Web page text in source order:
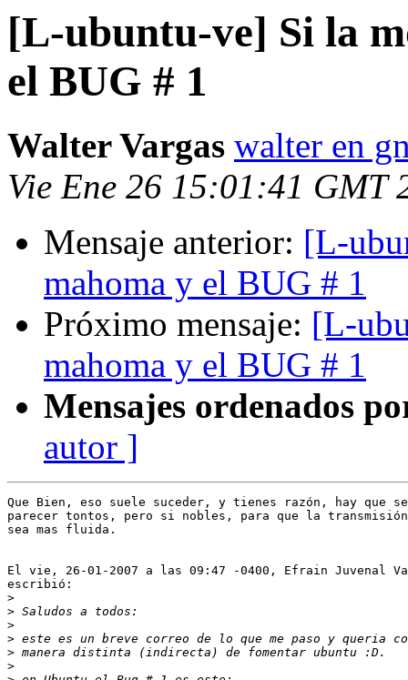
[L-ubuntu-ve] Si la
el BUG # 1
Walter Vargas walter en
Vie Ene 26 15:01:41 GMT
Mensaje anterior: [L-
mahoma y el BUG # 1
Próximo mensaje: [L-
mahoma y el BUG # 1
Mensajes ordenados
autor ]
Que Bien, eso suele suceder, y tienes razón, hay que
parecer tontos, pero si nobles, para que la transmisión
sea mas fluida.
El vie, 26-01-2007 a las 09:47 -0400, Efrain Juvenal
escribió:
>
>
>
>
>
>